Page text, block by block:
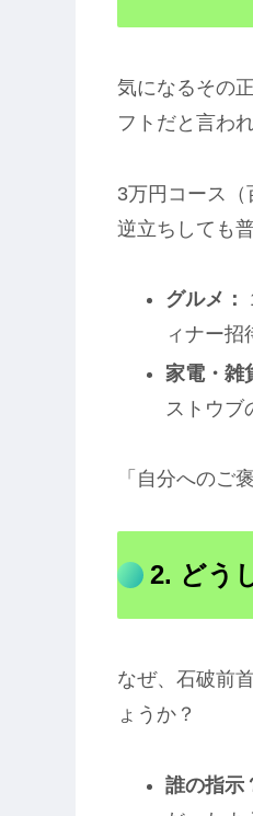
気になるその
フトだと言わ
3万円コース
逆立ちしても
グルメ：
ィナー招
家電・雑
ストウブ
「自分へのご
2. どう
なぜ、石破前
ょうか？
誰の指示